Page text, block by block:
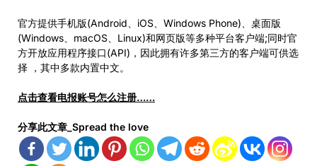
官方提供手机版(Android、iOS、Windows Phone)、桌面版
(Windows、macOS、Linux)和网页版等多种平台客户端;同时官
方开放应用程序接口(API)，因此拥有许多第三方的客户端可供选
择 ，其中多款内置中文。
点击查看电报账号怎么注册……
分享此文章_Spread the love